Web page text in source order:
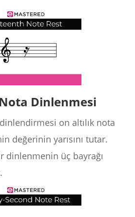
Dinlenmesi
on altılık nota
değerinin yarısını tutar.
dinlenmenin üç bayrağı